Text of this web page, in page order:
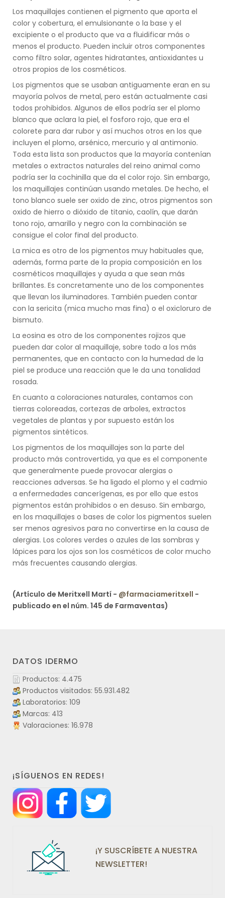
Los maquillajes contienen el pigmento que aporta el
color y cobertura, el emulsionante o la base y el
excipiente o el producto que va a fluidificar más o
menos el producto. Pueden incluir otros componentes
como filtro solar, agentes hidratantes, antioxidantes u
otros propios de los cosméticos.
Los pigmentos que se usaban antiguamente eran en su
mayoría polvos de metal, pero están actualmente casi
todos prohibidos. Algunos de ellos podría ser el plomo
blanco que aclara la piel, el fosforo rojo, que era el
colorete para dar rubor y así muchos otros en los que
incluyen el plomo, arsénico, mercurio y al antimonio.
Toda esta lista son productos que la mayoría contenían
metales o extractos naturales del reino animal como
podría ser la cochinilla que da el color rojo. Sin embargo,
los maquillajes continúan usando metales. De hecho, el
tono blanco suele ser oxido de zinc, otros pigmentos son
oxido de hierro o dióxido de titanio, caolín, que darán
tono rojo, amarillo y negro con la combinación se
consigue el color final del producto.
La mica es otro de los pigmentos muy habituales que,
además, forma parte de la propia composición en los
cosméticos maquillajes y ayuda a que sean más
brillantes. Es concretamente uno de los componentes
que llevan los iluminadores. También pueden contar
con la sericita (mica mucho mas fina) o el oxicloruro de
bismuto.
La eosina es otro de los componentes rojizos que
pueden dar color al maquillaje, sobre todo a los más
permanentes, que en contacto con la humedad de la
piel se produce una reacción que le da una tonalidad
rosada.
En cuanto a coloraciones naturales, contamos con
tierras coloreadas, cortezas de arboles, extractos
vegetales de plantas y por supuesto están los
pigmentos sintéticos.
Los pigmentos de los maquillajes son la parte del
producto más controvertida, ya que es el componente
que generalmente puede provocar alergias o
reacciones adversas. Se ha ligado el plomo y el cadmio
a enfermedades cancerígenas, es por ello que estos
pigmentos están prohibidos o en desuso. Sin embargo,
en los maquillajes o bases de color los pigmentos suelen
ser menos agresivos para no convertirse en la causa de
alergias. Los colores verdes o azules de las sombras y
lápices para los ojos son los cosméticos de color mucho
más frecuentes causando alergias.
(Artículo de Meritxell Martí - @farmaciameritxell -
publicado en el núm. 145 de Farmaventas)
DATOS IDERMO
Productos: 4.475
Productos visitados: 55.931.482
Laboratorios: 109
Marcas: 413
Valoraciones: 16.978
¡SÍGUENOS EN REDES!
¡Y SUSCRÍBETE A NUESTRA
NEWSLETTER!